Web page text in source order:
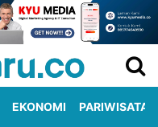
EKONOMI PARIWISATA